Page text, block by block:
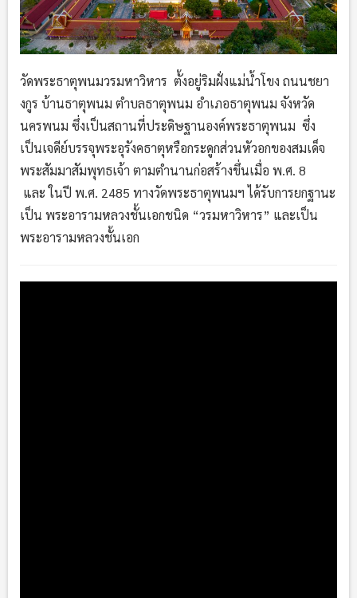
วัดพระธาตุพนมวรมหาวิหาร ตั้งอยู่ริมฝั่งแม่น้ำโขง ถนนชยา
งกูร บ้านธาตุพนม ตำบลธาตุพนม อำเภอธาตุพนม จังหวัด
นครพนม ซึ่งเป็นสถานที่ประดิษฐานองค์พระธาตุพนม ซึ่ง
เป็นเจดีย์บรรจุพระอุรังคธาตุหรือกระดูกส่วนหัวอกของสมเด็จ
พระสัมมาสัมพุทธเจ้า ตามตำนานก่อสร้างขึ่นเมื่อ พ.ศ. 8
และ ในปี พ.ศ. 2485 ทางวัดพระธาตุพนมฯ ได้รับการยกฐานะ
เป็น พระอารามหลวงชั้นเอกชนิด “วรมหาวิหาร” และเป็น
พระอารามหลวงชั้นเอก